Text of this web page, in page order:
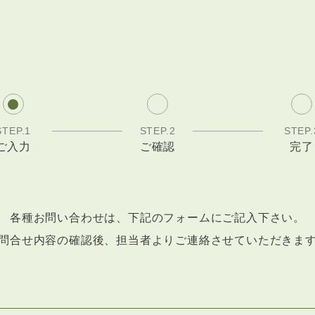
入力
STEP.2
ご確認 完了
各種お問い合わせは、下記のフォームにご記入下さい。
合せ内容の確認後、担当者よりご連絡させていただきま